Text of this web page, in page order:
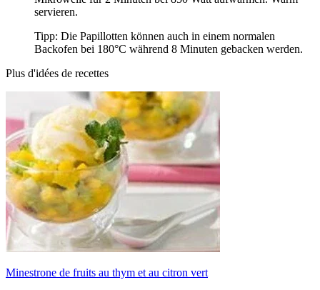
servieren.
Tipp: Die Papillotten können auch in einem normalen
Backofen bei 180°C während 8 Minuten gebacken werden.
Plus d'idées de recettes
Minestrone de fruits au thym et au citron vert